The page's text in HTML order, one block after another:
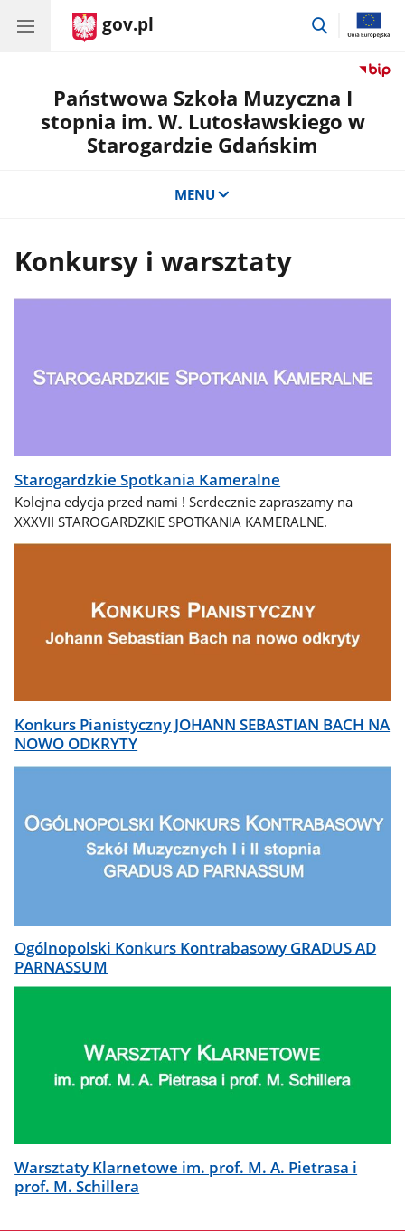
gov.pl
przejdź
Państwowa Szkoła Muzyczna I
stopnia im. W. Lutosławskiego w
Starogardzie Gdańskim
MENU
Konkursy i warsztaty
Starogardzkie Spotkania Kameralne
Kolejna edycja przed nami ! Serdecznie zapraszamy na
XXXVII STAROGARDZKIE SPOTKANIA KAMERALNE.
Konkurs Pianistyczny JOHANN SEBASTIAN BACH NA
NOWO ODKRYTY
Ogólnopolski Konkurs Kontrabasowy GRADUS AD
PARNASSUM
Warsztaty Klarnetowe im. prof. M. A. Pietrasa i
prof. M. Schillera